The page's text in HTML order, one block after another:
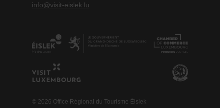
info@visit-eislek.lu
© 2026 Office Régional du Tourisme Éislek